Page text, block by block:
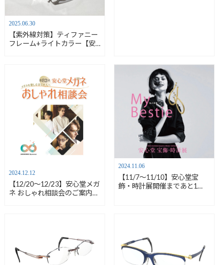
2025.06.30
【紫外線対策】ティファニー
フレーム+ライトカラー【安
2024.12.12
【12/20～12/23】安心堂メガ
ネ おしゃれ相談会のご案内
2024.11.06
【11/7～11/10】安心堂宝
飾・時計展開催まであと1